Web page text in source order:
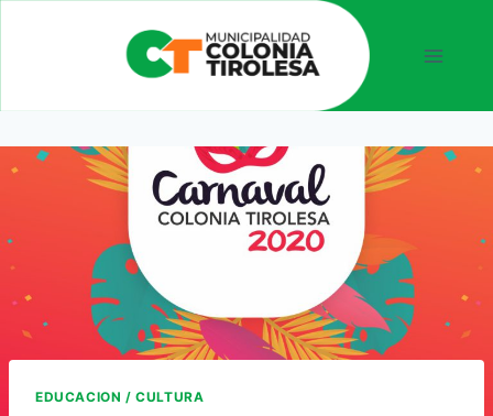
EDUCACION / CULTURA